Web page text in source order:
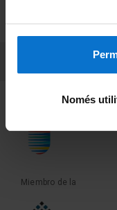
Només
Fundadora de la
Miembro de la